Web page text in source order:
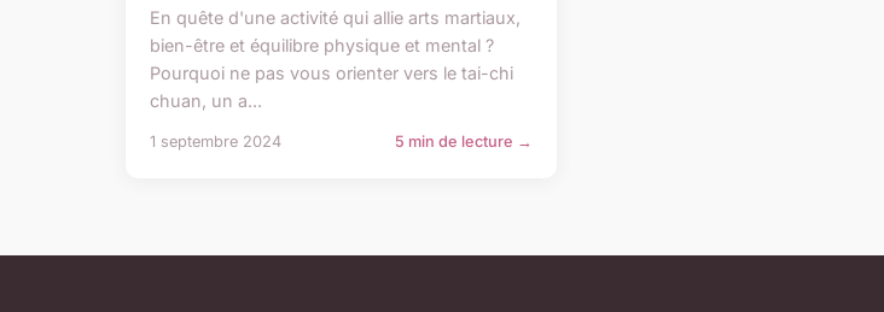
En quête d'une activité qui allie arts martiaux,
bien-être et équilibre physique et mental ?
Pourquoi ne pas vous orienter vers le tai-chi
chuan, un a...
1 septembre 2024 5 min de lecture →